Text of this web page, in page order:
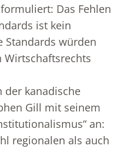
Das Fehlen
ist kein
Standards würden
Wirtschaftsrechts
der kanadische
Gill mit seinem
an:
regionalen als auch